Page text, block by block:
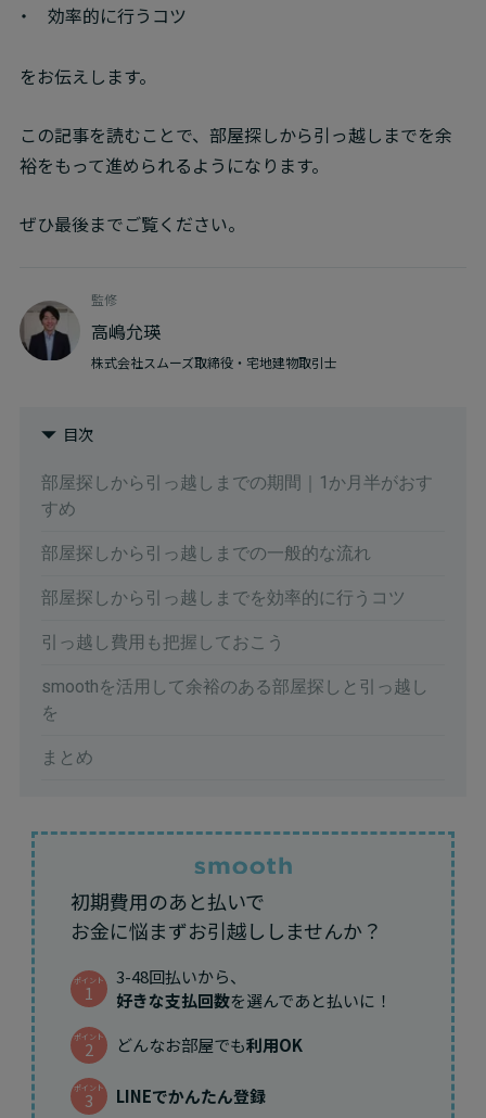
効率的に行うコツ
をお伝えします。
この記事を読むことで、部屋探しから引っ越しまでを余
裕をもって進められるようになります。
ぜひ最後までご覧ください。
監修
高嶋允瑛
株式会社スムーズ取締役・宅地建物取引士
目次
部屋探しから引っ越しまでの期間｜1か月半がおす
すめ
部屋探しから引っ越しまでの一般的な流れ
部屋探しから引っ越しまでを効率的に行うコツ
引っ越し費用も把握しておこう
smoothを活用して余裕のある部屋探しと引っ越し
を
まとめ
初期費用のあと払いで
お金に悩まずお引越ししませんか？
ポイント
1
3-48回払いから、
好きな支払回数を選んであと払いに！
ポイント
2 どんなお部屋でも利用OK
ポイント
3 LINEでかんたん登録